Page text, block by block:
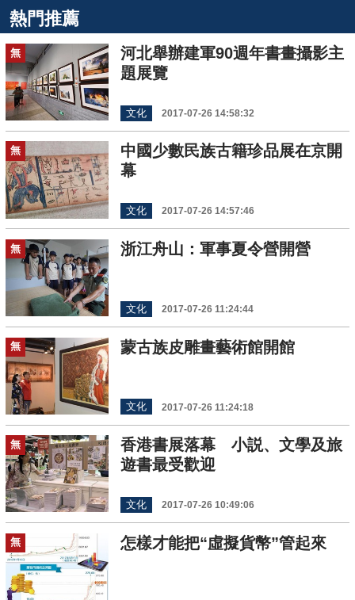
熱門推薦
無
河北舉辦建軍90週年書畫攝影主
題展覽
文化 2017-07-26 14:58:32
無
中國少數民族古籍珍品展在京開
幕
文化 2017-07-26 14:57:46
無 浙江舟山：軍事夏令營開營
文化 2017-07-26 11:24:44
無 蒙古族皮雕畫藝術館開館
文化 2017-07-26 11:24:18
無
香港書展落幕 小説、文學及旅
遊書最受歡迎
文化 2017-07-26 10:49:06
無 怎樣才能把“虛擬貨幣”管起來